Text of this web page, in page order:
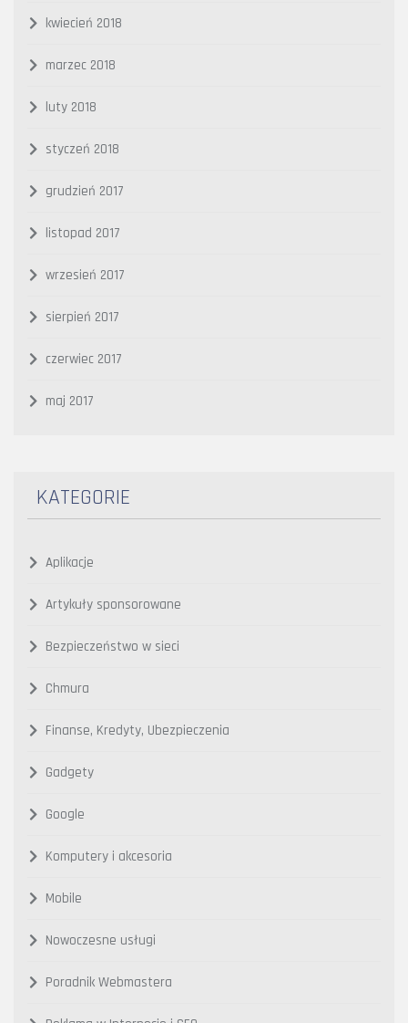
kwiecień 2018
marzec 2018
luty 2018
styczeń 2018
grudzień 2017
listopad 2017
wrzesień 2017
sierpień 2017
czerwiec 2017
maj 2017
KATEGORIE
Aplikacje
Artykuły sponsorowane
Bezpieczeństwo w sieci
Chmura
Finanse, Kredyty, Ubezpieczenia
Gadgety
Google
Komputery i akcesoria
Mobile
Nowoczesne usługi
Poradnik Webmastera